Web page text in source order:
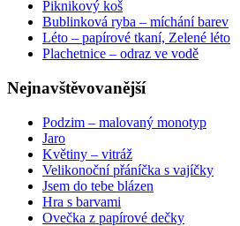
Piknikový koš
Bublinková ryba – míchání barev
Léto – papírové tkaní, Zelené léto
Plachetnice – odraz ve vodě
Nejnavštěvovanější
Podzim – malovaný monotyp
Jaro
Květiny – vitráž
Velikonoční přáníčka s vajíčky
Jsem do tebe blázen
Hra s barvami
Ovečka z papírové dečky